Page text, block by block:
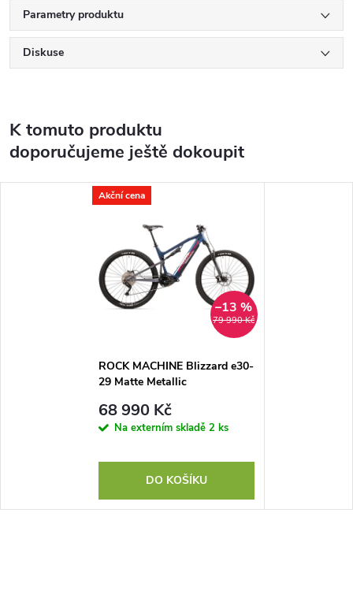
Parametry produktu
Diskuse
K tomuto produktu
doporučujeme ještě dokoupit
Akční cena
79 990 Kč
–13 %
ROCK MACHINE Blizzard e30-
29 Matte Metallic
68 990 Kč
Na externím skladě 2 ks
DO KOŠÍKU